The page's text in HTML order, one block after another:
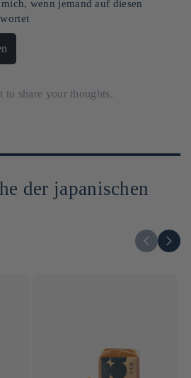
wenn jemand auf diesen
to share your thoughts.
der japanischen